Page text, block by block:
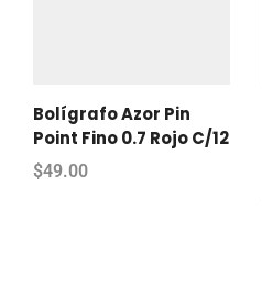
Bolígrafo Azor Pin
Point Fino 0.7 Rojo C/12
$49.00